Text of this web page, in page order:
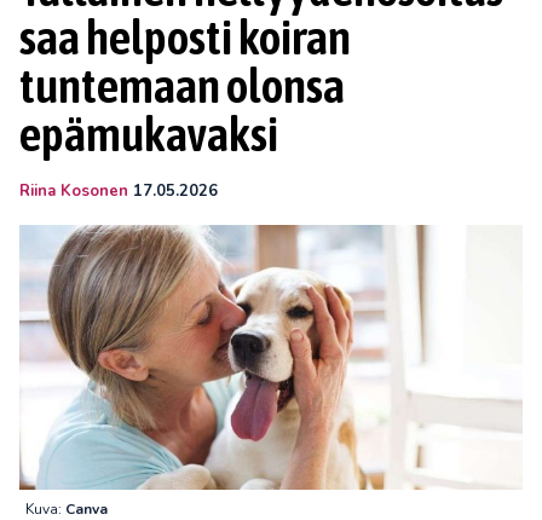
saa helposti koiran
tuntemaan olonsa
epämukavaksi
Riina Kosonen 17.05.2026
Kuva: Canva